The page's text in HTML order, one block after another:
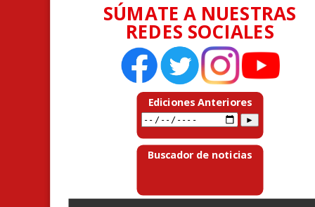
SÚMATE A NUESTRAS
REDES SOCIALES
Ediciones Anteriores
Buscador de noticias